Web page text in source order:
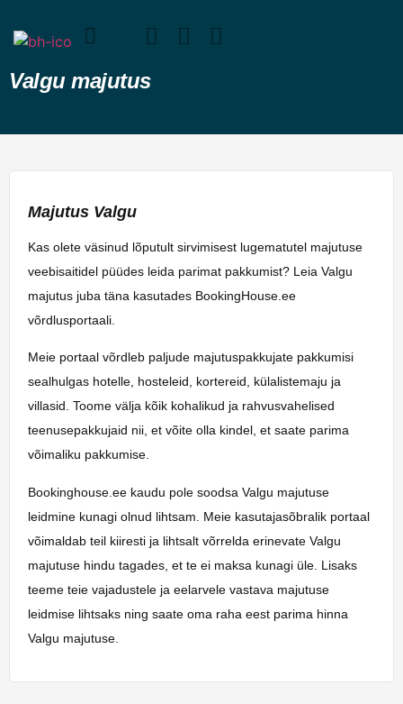
Valgu majutus
Majutus Valgu
Kas olete väsinud lõputult sirvimisest lugematutel majutuse
veebisaitidel püüdes leida parimat pakkumist? Leia Valgu
majutus juba täna kasutades BookingHouse.ee
võrdlusportaali.
Meie portaal võrdleb paljude majutuspakkujate pakkumisi
sealhulgas hotelle, hosteleid, kortereid, külalistemaju ja
villasid. Toome välja kõik kohalikud ja rahvusvahelised
teenusepakkujaid nii, et võite olla kindel, et saate parima
võimaliku pakkumise.
Bookinghouse.ee kaudu pole soodsa Valgu majutuse
leidmine kunagi olnud lihtsam. Meie kasutajasõbralik portaal
võimaldab teil kiiresti ja lihtsalt võrrelda erinevate Valgu
majutuse hindu tagades, et te ei maksa kunagi üle. Lisaks
teeme teie vajadustele ja eelarvele vastava majutuse
leidmise lihtsaks ning saate oma raha eest parima hinna
Valgu majutuse.